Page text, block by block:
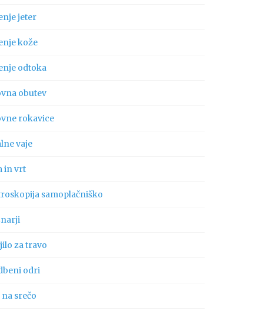
jeter
kože
odtoka
obutev
rokavice
vaje
in vrt
samoplačniško
za travo
odri
srečo